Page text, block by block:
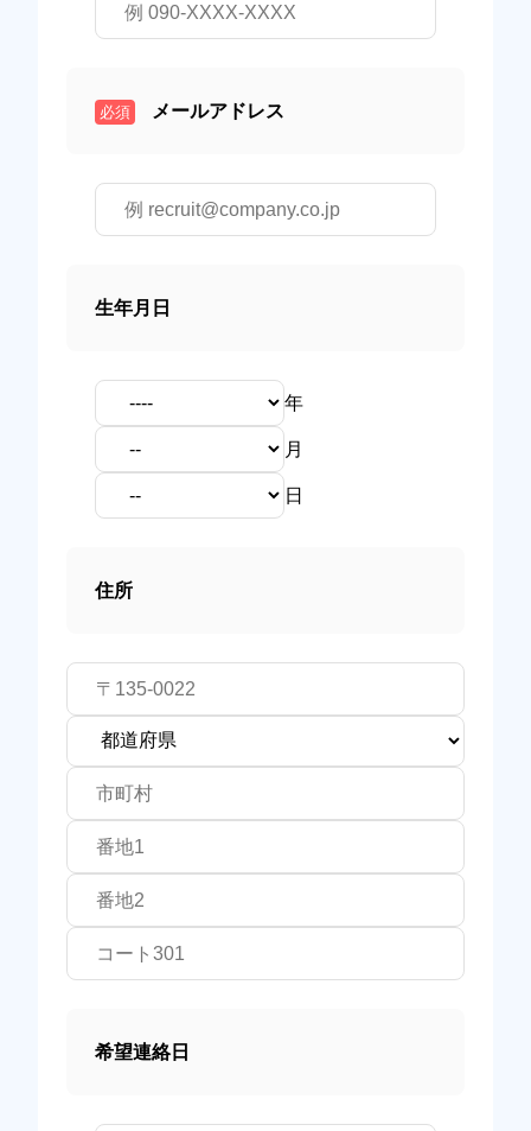
必須 メールアドレス
生年月日
年
月
日
住所
希望連絡日